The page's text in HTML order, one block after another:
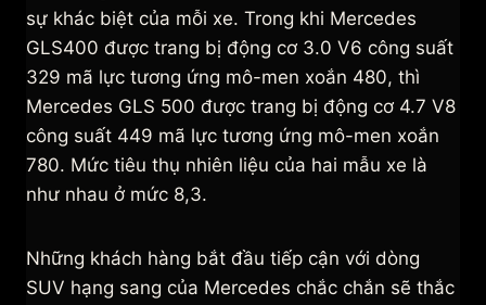
sự khác biệt của mỗi xe. Trong khi Mercedes
GLS400 được trang bị động cơ 3.0 V6 công suất
329 mã lực tương ứng mô-men xoắn 480, thì
Mercedes GLS 500 được trang bị động cơ 4.7 V8
công suất 449 mã lực tương ứng mô-men xoắn
780. Mức tiêu thụ nhiên liệu của hai mẫu xe là
như nhau ở mức 8,3.
Những khách hàng bắt đầu tiếp cận với dòng
SUV hạng sang của Mercedes chắc chắn sẽ thắc